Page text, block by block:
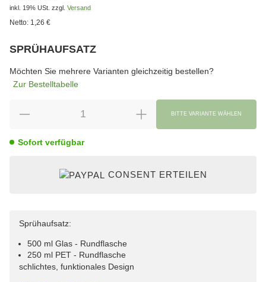
inkl. 19% USt. zzgl. Versand
Netto: 1,26 €
SPRÜHAUFSATZ
Möchten Sie mehrere Varianten gleichzeitig bestellen?
Zur Bestelltabelle
BITTE VARIANTE WÄHLEN
Sofort verfügbar
CONSENT ERTEILEN
Sprühaufsatz:
500 ml Glas - Rundflasche
250 ml PET - Rundflasche
schlichtes, funktionales Design